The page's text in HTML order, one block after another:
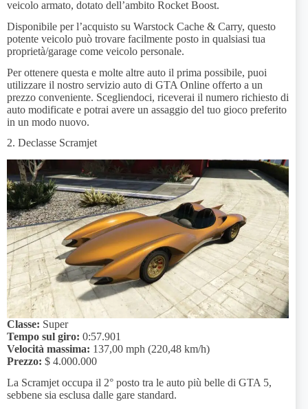
veicolo armato, dotato dell’ambito Rocket Boost.
Disponibile per l’acquisto su Warstock Cache & Carry, questo
potente veicolo può trovare facilmente posto in qualsiasi tua
proprietà/garage come veicolo personale.
Per ottenere questa e molte altre auto il prima possibile, puoi
utilizzare il nostro servizio auto di GTA Online offerto a un
prezzo conveniente. Scegliendoci, riceverai il numero richiesto di
auto modificate e potrai avere un assaggio del tuo gioco preferito
in un modo nuovo.
2. Declasse Scramjet
Classe: Super
Tempo sul giro: 0:57.901
Velocità massima: 137,00 mph (220,48 km/h)
Prezzo: $ 4.000.000
La Scramjet occupa il 2° posto tra le auto più belle di GTA 5,
sebbene sia esclusa dalle gare standard.